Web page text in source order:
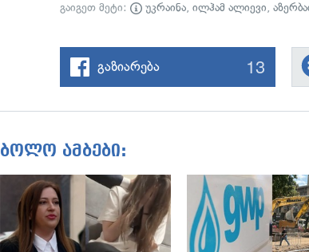
გაიგეთ მეტი: უკრაინა,ილჰამ ალიევი,
გაზიარება 13
ბოლო ამბები:
გადახედვა